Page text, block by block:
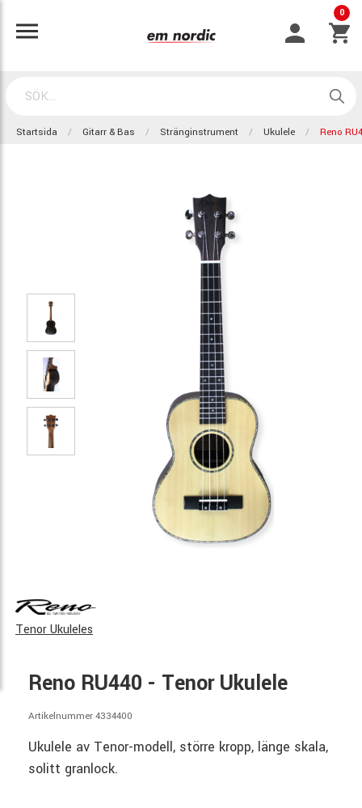
0
Startsida Gitarr & Bas Stränginstrument Ukulele Reno
Tenor Ukuleles
Reno RU440 - Tenor Ukulele
Artikelnummer 4334400
Ukulele av Tenor-modell, större kropp, länge skala,
solitt granlock.